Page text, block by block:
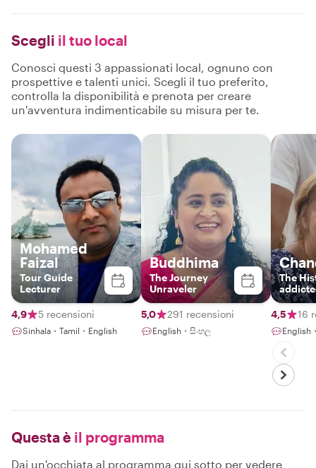
Scegli il tuo local
Conosci questi 3 appassionati local, ognuno con
prospettive e talenti unici. Scegli il tuo preferito,
controlla la disponibilità e prenota per creare
un'avventura indimenticabile su misura per te.
Mohamed
Faizal
Tour Guide
Lecturer
4,9 5 recensioni
Sinhala・Tamil・English
Buddhima
The Journey
Unraveler
5,0 291 recensioni
English・සිංහල
The
gems
4,5 16
English
Questa è il programma
Dai un'occhiata al programma qui sotto per vedere